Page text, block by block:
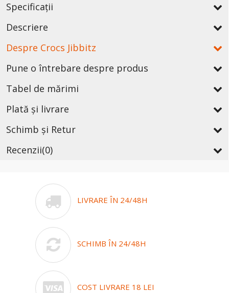
Specificații
Descriere
Despre Crocs Jibbitz
Pune o întrebare despre produs
Tabel de mărimi
Plată și livrare
Schimb și Retur
Recenzii(0)
LIVRARE ÎN 24/48H
SCHIMB ÎN 24/48H
COST LIVRARE 18 LEI